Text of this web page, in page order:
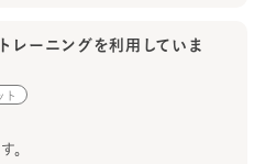
組んでくださいます。 くじけ
ドバイスをしてくださり、続
ているトレーニングの日が楽
感が、単調になりがちな毎日
レーニングを利用していま
ト
。